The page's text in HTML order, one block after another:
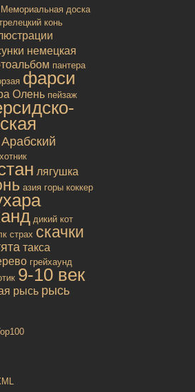
Мемориальная доска
конь
немецкая
пантера
фарси
Олень пейзаж
Арабский
лягушка
азия горы коккер
дикий кот
страх скачки
такса
грейхаунд
9-10 век
рысь рысь